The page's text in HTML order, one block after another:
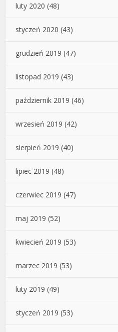
luty 2020 (48)
styczeń 2020 (43)
grudzień 2019 (47)
listopad 2019 (43)
październik 2019 (46)
wrzesień 2019 (42)
sierpień 2019 (40)
lipiec 2019 (48)
czerwiec 2019 (47)
maj 2019 (52)
kwiecień 2019 (53)
marzec 2019 (53)
luty 2019 (49)
styczeń 2019 (53)